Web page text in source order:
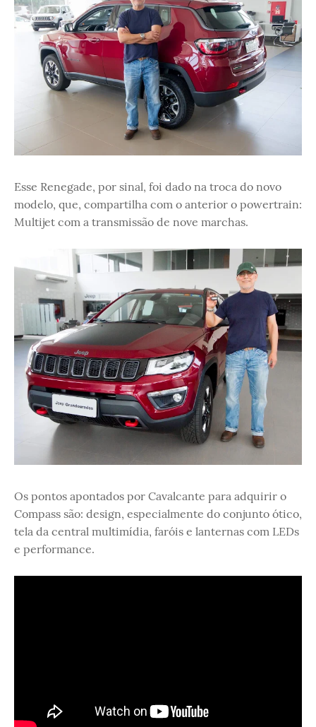
Esse Renegade, por sinal, foi dado na troca do novo
modelo, que, compartilha com o anterior o powertrain:
Multijet com a transmissão de nove marchas.
Os pontos apontados por Cavalcante para adquirir o
Compass são: design, especialmente do conjunto ótico,
tela da central multimídia, faróis e lanternas com LEDs
e performance.